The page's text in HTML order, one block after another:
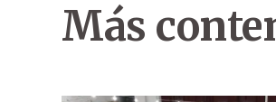
Más